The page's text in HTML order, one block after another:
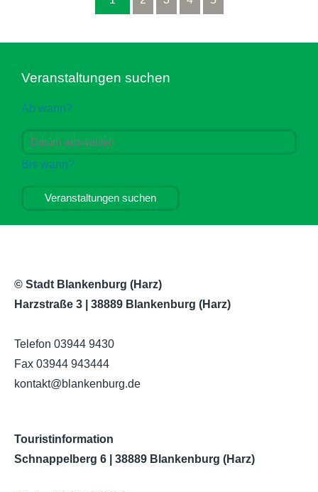
Veranstaltungen suchen
Ab wann?
Bis wann?
Veranstaltungen suchen
© Stadt Blankenburg (Harz)
Harzstraße 3 | 38889 Blankenburg (Harz)
Telefon 03944 9430
Fax 03944 943444
kontakt@blankenburg.de
Touristinformation
Schnappelberg 6 | 38889 Blankenburg (Harz)